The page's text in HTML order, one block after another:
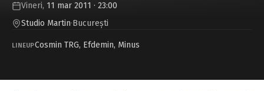
Vineri, 11 mar 2011 · 23:00
Studio Martin·Bucureşti
LINEUPCosmin TRG, Efdemin, Minus